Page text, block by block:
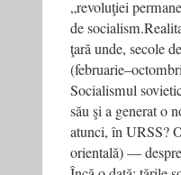
„revoluţiei
de
ţară unde, secole
Socialismul
său şi a generat o
atunci, în URSS?
orientală) —